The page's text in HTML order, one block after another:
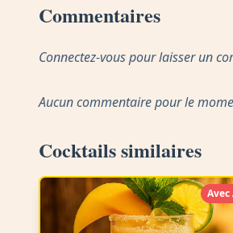
Commentaires
Connectez-vous pour laisser un
Aucun commentaire pour le
Cocktails similaires
Avec